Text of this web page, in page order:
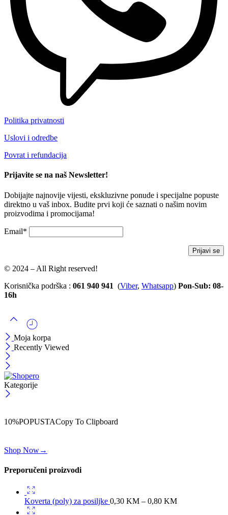
Politika privatnosti
Uslovi i odredbe
Povrat i refundacija
Prijavite se na naš Newsletter!
Dobijajte najnovije vijesti, ekskluzivne ponude i specijalne popuste
direktno u vaš inbox. Budite prvi koji će saznati o našim novim
proizvodima i promocijama!
Email*
© 2024 – All Right reserved!
Korisnička podrška : 061 940 941 (Viber, Whatsapp) Pon-Sub: 08-
16h
Moja korpa
Recently Viewed
Kategorije
10%POPUSTACopy To Clipboard
Shop Now→
Preporučeni proizvodi
Koverta (poly) za posiljke 0,30 KM – 0,80 KM